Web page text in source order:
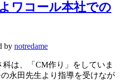
ワコール本社での
by notredame
は、「CM作り」をしていま
永田先生より指導を受けなが